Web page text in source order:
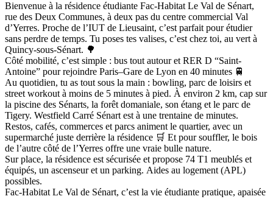
Bienvenue à la résidence étudiante Fac-Habitat Le Val de Sénart,
rue des Deux Communes, à deux pas du centre commercial Val
d’Yerres. Proche de l’IUT de Lieusaint, c’est parfait pour étudier
sans perdre de temps. Tu poses tes valises, c’est chez toi, au vert à
Quincy-sous-Sénart. 🌳
Côté mobilité, c’est simple : bus tout autour et RER D “Saint-
Antoine” pour rejoindre Paris–Gare de Lyon en 40 minutes 🚆
Au quotidien, tu as tout sous la main : bowling, parc de loisirs et
street workout à moins de 5 minutes à pied. À environ 2 km, cap sur
la piscine des Sénarts, la forêt domaniale, son étang et le parc de
Tigery. Westfield Carré Sénart est à une trentaine de minutes.
Restos, cafés, commerces et parcs animent le quartier, avec un
supermarché juste derrière la résidence 🛒 Et pour souffler, le bois
de l’autre côté de l’Yerres offre une vraie bulle nature.
Sur place, la résidence est sécurisée et propose 74 T1 meublés et
équipés, un ascenseur et un parking. Aides au logement (APL)
possibles.
Fac-Habitat Le Val de Sénart, c’est la vie étudiante pratique, apaisée